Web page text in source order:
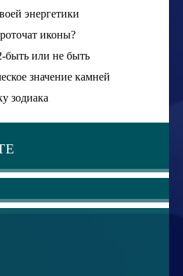
энергетики
иконы?
быть или не быть
значение камней
зодиака